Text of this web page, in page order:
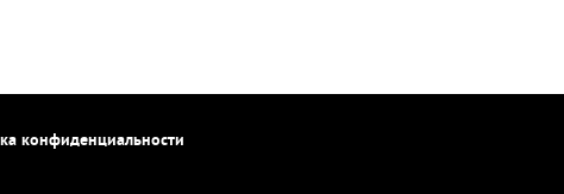
конфиденциальности